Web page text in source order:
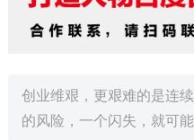
创业维艰，更艰难的是连
的风险，一个闪失，就可能